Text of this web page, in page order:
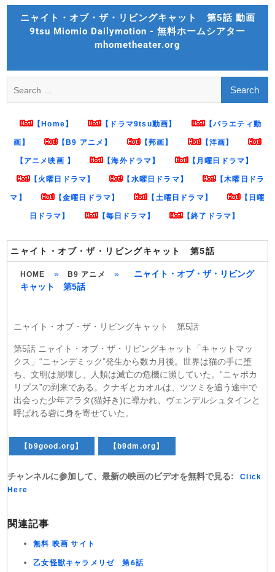
Skip
ニャイト・オブ・ザ・リビングキャット 第5話 動画
9tsu Miomio Dailymotion - 無料ホームシアター
mhometheater.org
for:
【Home】 【ドラマ9tsu動画】 【バラエティ動
画】 【B9 アニメ】 【邦画】 【洋画】
【アニメ映画 】 【海外ドラマ】 【月曜日ドラマ】
【火曜日ドラマ】 【水曜日ドラマ】 【木曜日ドラ
マ】 【金曜日ドラマ】 【土曜日ドラマ】 【日曜
日ドラマ】 【毎日ドラマ】 【終了ドラマ】
ニャイト・オブ・ザ・リビングキャット 第5話
HOME » B9 アニメ »
ニャイト・オブ・ザ・リビング
キャット 第5話
ニャイト・オブ・ザ・リビングキャット 第5話
第5話 ニャイト・オブ・ザ・リビングキャット「キャットマッ
クス」“ニャンデミック”発生から数カ月後。世界は猫の手に堕
ち、文明は崩壊し、人類は滅亡の危機に瀕していた。“ニャポカ
リプス”の到来である。クナギとカオルは、ツツミを追う途中で
出会った少年アラタ(猫好き)に導かれ、ヴェンデルシュタインと
呼ばれる砦に身を寄せていた。
【b9good.org】 【b9dm.org】
チャンネルに参加して、最新の映画のビデオを無料で見る:
Click
Here
関連記事
無料 映画 サイト
乙女怪獣キャラメリゼ 第6話